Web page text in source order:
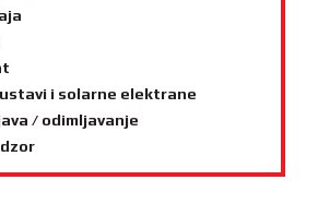
i solarne elektrane
/ odimljavanje